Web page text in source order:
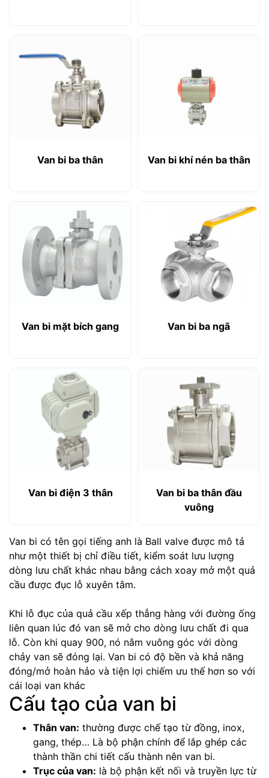
Van bi ba thân Van bi khí nén ba thân
Van bi mặt bích gang Van bi ba ngã
Van bi điện 3 thân
Van bi ba thân đầu
vuông
Van bi có tên gọi tiếng anh là Ball valve được mô tả
như một thiết bị chỉ điều tiết, kiểm soát lưu lượng
dòng lưu chất khác nhau bằng cách xoay mở một quả
cầu được đục lỗ xuyên tâm.
Khi lỗ đục của quả cầu xếp thẳng hàng với đường ống
liên quan lúc đó van sẽ mở cho dòng lưu chất đi qua
lỗ. Còn khi quay 900, nó nằm vuông góc với dòng
chảy van sẽ đóng lại. Van bi có độ bền và khả năng
đóng/mở hoàn hảo và tiện lợi chiếm ưu thế hơn so với
cái loại van khác
Cấu tạo của van bi
Thân van: thường được chế tạo từ đồng, inox,
gang, thép… Là bộ phận chính để lắp ghép các
thành thần chi tiết cấu thành nên van bi.
Trục của van: là bộ phận kết nối và truyền lực từ